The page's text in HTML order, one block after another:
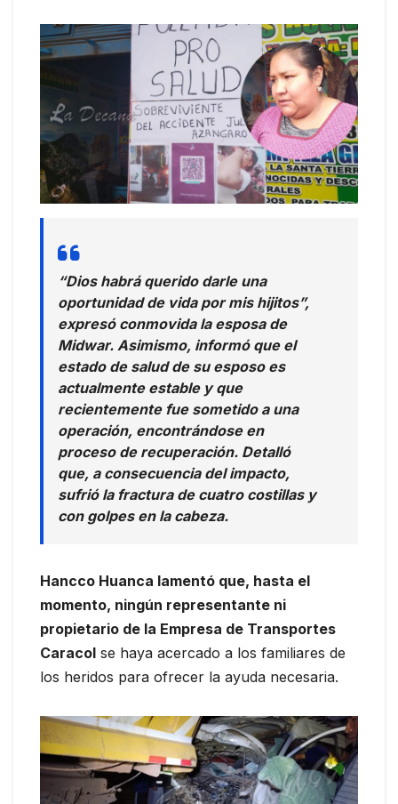
“Dios habrá querido darle una
oportunidad de vida por mis hijitos”,
expresó conmovida la esposa de
Midwar. Asimismo, informó que el
estado de salud de su esposo es
actualmente estable y que
recientemente fue sometido a una
operación, encontrándose en
proceso de recuperación. Detalló
que, a consecuencia del impacto,
sufrió la fractura de cuatro costillas y
con golpes en la cabeza.
Hancco Huanca lamentó que, hasta el
momento, ningún representante ni
propietario de la Empresa de Transportes
Caracol se haya acercado a los familiares de
los heridos para ofrecer la ayuda necesaria.